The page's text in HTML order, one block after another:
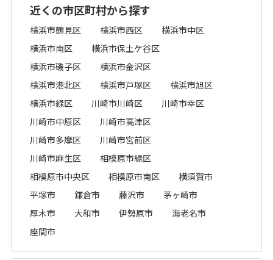
近くの市区町村から探す
横浜市鶴見区 横浜市西区
横浜市中区
横浜市南区
横浜市保土ケ谷区
横浜市磯子区
横浜市金沢区
横浜市港北区
横浜市戸塚区
横浜市旭区
横浜市緑区
川崎市川崎区
川崎市幸区
川崎市中原区
川崎市高津区
川崎市多摩区
川崎市宮前区
川崎市麻生区
相模原市緑区
相模原市中央区
相模原市南区
横須賀市
平塚市
鎌倉市 藤沢市
茅ヶ崎市
厚木市
大和市 伊勢原市
海老名市
座間市